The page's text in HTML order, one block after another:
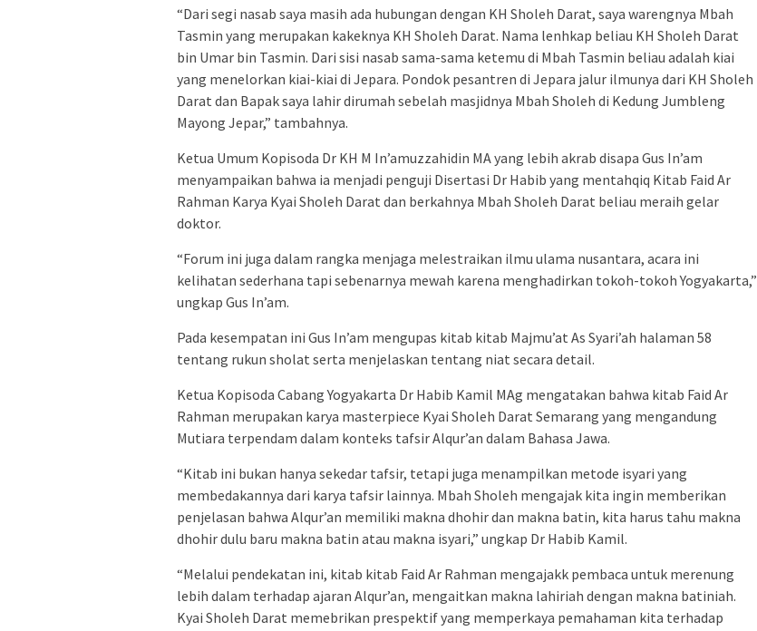
“Dari segi nasab saya masih ada hubungan dengan KH Sholeh Darat, saya warengnya Mbah
Tasmin yang merupakan kakeknya KH Sholeh Darat. Nama lenhkap beliau KH Sholeh Darat
bin Umar bin Tasmin. Dari sisi nasab sama-sama ketemu di Mbah Tasmin beliau adalah kiai
yang menelorkan kiai-kiai di Jepara. Pondok pesantren di Jepara jalur ilmunya dari KH Sholeh
Darat dan Bapak saya lahir dirumah sebelah masjidnya Mbah Sholeh di Kedung Jumbleng
Mayong Jepar,” tambahnya.
Ketua Umum Kopisoda Dr KH M In’amuzzahidin MA yang lebih akrab disapa Gus In’am
menyampaikan bahwa ia menjadi penguji Disertasi Dr Habib yang mentahqiq Kitab Faid Ar
Rahman Karya Kyai Sholeh Darat dan berkahnya Mbah Sholeh Darat beliau meraih gelar
doktor.
“Forum ini juga dalam rangka menjaga melestraikan ilmu ulama nusantara, acara ini
kelihatan sederhana tapi sebenarnya mewah karena menghadirkan tokoh-tokoh Yogyakarta,”
ungkap Gus In’am.
Pada kesempatan ini Gus In’am mengupas kitab kitab Majmu’at As Syari’ah halaman 58
tentang rukun sholat serta menjelaskan tentang niat secara detail.
Ketua Kopisoda Cabang Yogyakarta Dr Habib Kamil MAg mengatakan bahwa kitab Faid Ar
Rahman merupakan karya masterpiece Kyai Sholeh Darat Semarang yang mengandung
Mutiara terpendam dalam konteks tafsir Alqur’an dalam Bahasa Jawa.
“Kitab ini bukan hanya sekedar tafsir, tetapi juga menampilkan metode isyari yang
membedakannya dari karya tafsir lainnya. Mbah Sholeh mengajak kita ingin memberikan
penjelasan bahwa Alqur’an memiliki makna dhohir dan makna batin, kita harus tahu makna
dhohir dulu baru makna batin atau makna isyari,” ungkap Dr Habib Kamil.
“Melalui pendekatan ini, kitab kitab Faid Ar Rahman mengajakk pembaca untuk merenung
lebih dalam terhadap ajaran Alqur’an, mengaitkan makna lahiriah dengan makna batiniah.
Kyai Sholeh Darat memebrikan prespektif yang memperkaya pemahaman kita terhadap